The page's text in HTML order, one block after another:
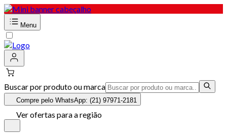
Menu
Buscar por produto ou marca
Compre pelo WhatsApp: (21) 97971-2181
Ver ofertas para a região